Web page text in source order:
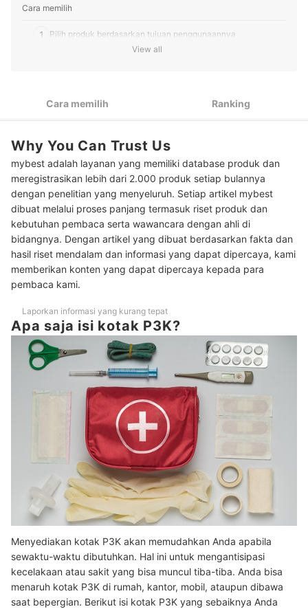
Cara memilih
1 Pilih produk berdasarkan tujuan penggunaannya
10 Rekomendasi kotak P3K terbaik
Baca juga rekomendasi berbagai peralatan untuk mengisi kotak P3K
di sini
View all
Cara memilih Ranking
Why You Can Trust Us
mybest adalah layanan yang memiliki database produk dan
meregistrasikan lebih dari 2.000 produk setiap bulannya
dengan penelitian yang menyeluruh. Setiap artikel mybest
dibuat melalui proses panjang termasuk riset produk dan
kebutuhan pembaca serta wawancara dengan ahli di
bidangnya. Dengan artikel yang dibuat berdasarkan fakta dan
hasil riset mendalam dan informasi yang dapat dipercaya, kami
memberikan konten yang dapat dipercaya kepada para
pembaca kami.
Laporkan informasi yang kurang tepat
Apa saja isi kotak P3K?
Menyediakan kotak P3K akan memudahkan Anda apabila
sewaktu-waktu dibutuhkan. Hal ini untuk mengantisipasi
kecelakaan atau sakit yang bisa muncul tiba-tiba. Anda bisa
menaruh kotak P3K di rumah, kantor, mobil, ataupun dibawa
saat bepergian. Berikut isi kotak P3K yang sebaiknya Anda